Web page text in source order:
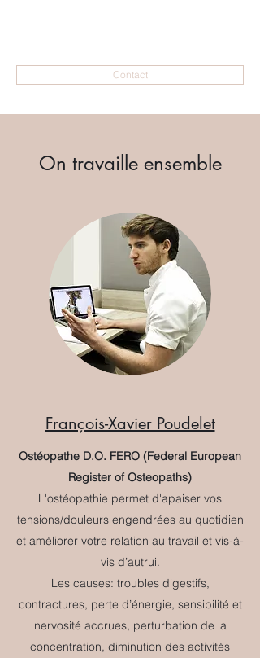
Contact
On travaille ensemble
François-Xavier Poudelet
Ostéopathe D.O. FERO (Federal European
Register of Osteopaths)
L'ostéopathie permet d'apaiser vos
tensions/douleurs engendrées au quotidien
et améliorer votre relation au travail et vis-à-
vis d’autrui.
Les causes: troubles digestifs,
contractures, perte d’énergie, sensibilité et
nervosité accrues, perturbation de la
concentration, diminution des activités